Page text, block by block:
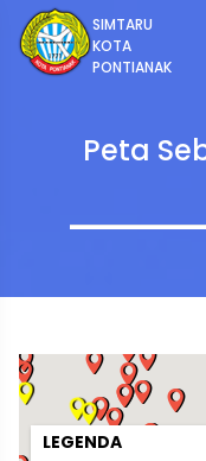
SIMTARU
KOTA
PONTIANAK
Peta
LEGENDA